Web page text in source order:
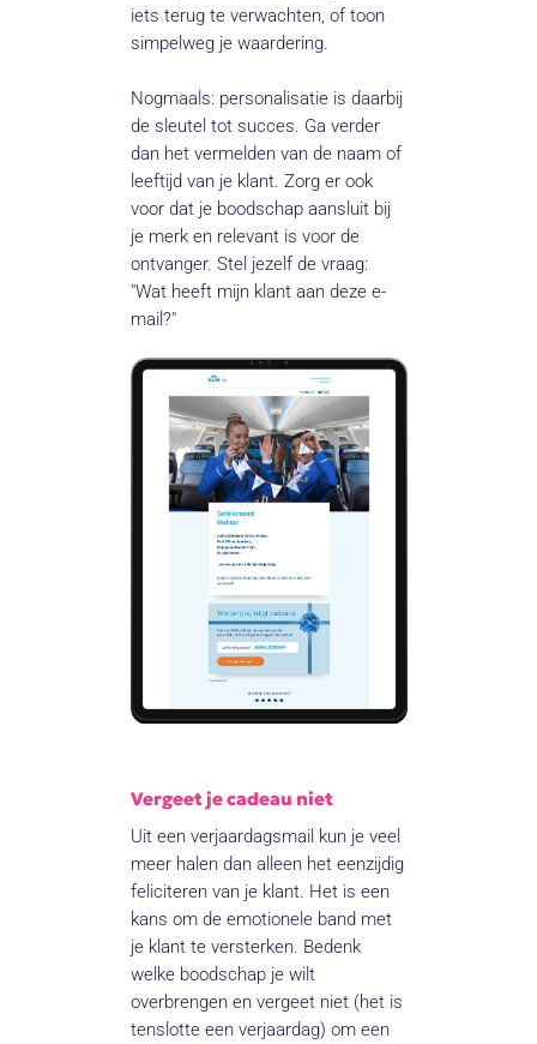
iets terug te verwachten, of toon
simpelweg je waardering.
Nogmaals: personalisatie is daarbij
de sleutel tot succes. Ga verder
dan het vermelden van de naam of
leeftijd van je klant. Zorg er ook
voor dat je boodschap aansluit bij
je merk en relevant is voor de
ontvanger. Stel jezelf de vraag:
"Wat heeft mijn klant aan deze e-
mail?"
Vergeet je cadeau niet
Uit een verjaardagsmail kun je veel
meer halen dan alleen het eenzijdig
feliciteren van je klant. Het is een
kans om de emotionele band met
je klant te versterken. Bedenk
welke boodschap je wilt
overbrengen en vergeet niet (het is
tenslotte een verjaardag) om een